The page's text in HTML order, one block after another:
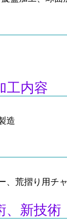
工内容
造
、荒摺り用チ
、新技術